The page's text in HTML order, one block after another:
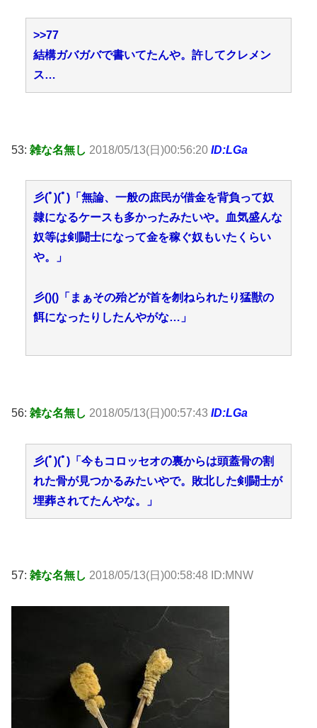
>>77
結構ガバガバで書いてたんや。許してクレメン
ス…
53: 雑な名無し 2018/05/13(日)00:56:20 ID:LGa
彡(ﾟ)(ﾟ)「無論、一般の庶民が借金を背負って奴
隷になるケースも多かったみたいや。血気盛んな
奴等は剣闘士になって金を稼ぐ奴もいたくらい
や。」
彡()()「まぁその殆どが首を刎ねられたり猛獣の
餌になったりしたんやがな…」
56: 雑な名無し 2018/05/13(日)00:57:43 ID:LGa
彡(ﾟ)(ﾟ)「今もコロッセオの裏からは頭蓋骨の割
れた骨が見つかるみたいやで。敗北した剣闘士が
埋葬されてたんやな。」
57: 雑な名無し 2018/05/13(日)00:58:48 ID:MNW